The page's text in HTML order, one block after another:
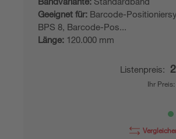
Geeignet für: Barcode-
BPS 8, Barcode-Pos...
Länge: 120.000 mm
Listenpreis:
Ihr Preis: